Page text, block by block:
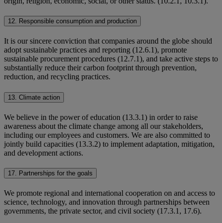
12. Responsible consumption and production
It is our sincere conviction that companies around the globe should
adopt sustainable practices and reporting (12.6.1), promote
sustainable procurement procedures (12.7.1), and take active steps to
substantially reduce their carbon footprint through prevention,
reduction, and recycling practices.
13. Climate action
We believe in the power of education (13.3.1) in order to raise
awareness about the climate change among all our stakeholders,
including our employees and customers. We are also committed to
jointly build capacities (13.3.2) to implement adaptation, mitigation,
and development actions.
17. Partnerships for the goals
We promote regional and international cooperation on and access to
science, technology, and innovation through partnerships between
governments, the private sector, and civil society (17.3.1, 17.6).